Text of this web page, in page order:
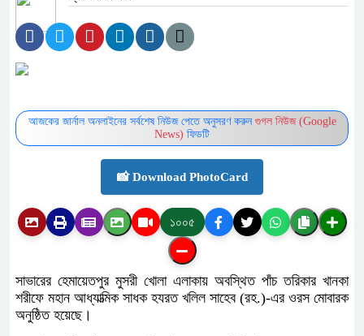
আজকের জার্নাল অনলাইনের সর্বশেষ নিউজ পেতে অনুসরণ করুন গুগল নিউজ (Google
News) ফিডটি
📸 Download PhotoCard
১০০৫
সাভারের হেমায়েতপুর মুসরী খোলা এলাকায় অবস্থিত পাঁচ তরিকার খানকা
শরীফে মহান আধ্যাত্মিক সাধক হযরত খলিল সাহেব (রহ.)-এর ওরস মোবারক
অনুষ্ঠিত হয়েছে।